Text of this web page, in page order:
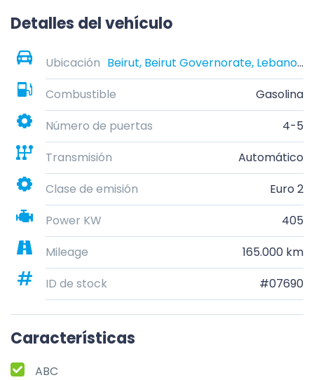
Detalles del vehículo
Ubicación
Beirut, Beirut Governorate, Lebanon
Combustible
Gasolina
Número de puertas
4-5
Transmisión
Automático
Clase de emisión
Euro 2
Power KW
405
Mileage
165.000 km
ID de stock
#07690
Características
ABC